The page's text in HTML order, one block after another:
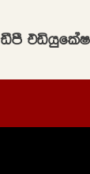
ãmS